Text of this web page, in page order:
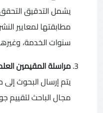
يشمل التدقيق التحقق
مطابقتها لمعايير
سنوات الخدمة،
مراسلة المقيمين
يتم إرسال البحوث
مجال الباحث لتقييم